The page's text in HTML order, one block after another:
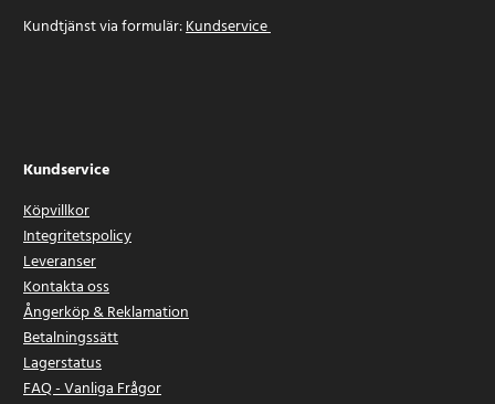
Kundtjänst via formulär:Kundservice
Kundservice
Köpvillkor
Integritetspolicy
Leveranser
Kontakta oss
Ångerköp & Reklamation
Betalningssätt
Lagerstatus
FAQ - Vanliga Frågor